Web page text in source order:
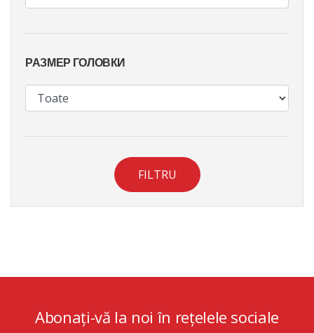
РАЗМЕР ГОЛОВКИ
FILTRU
Abonați-vă la noi în rețelele sociale